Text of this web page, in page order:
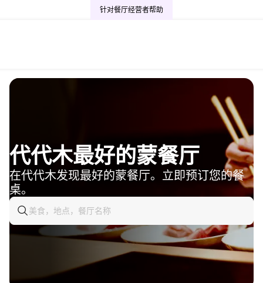
针对餐厅经营者帮助
代代木最好的蒙餐厅
在代代木发现最好的蒙餐厅。立即预订您的餐
桌。